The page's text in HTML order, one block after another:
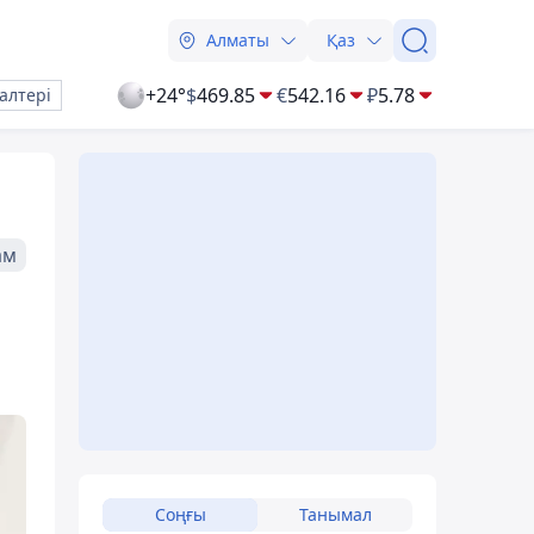
Алматы Қаз
+24°$469.85 €542.16 ₽5.78
Соңғы Танымал